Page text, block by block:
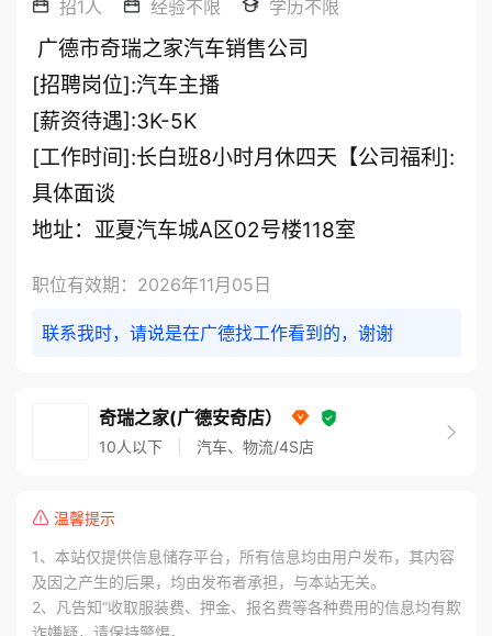
招1人 经验不限 学历不限
[招聘岗位]:汽车主播
[薪资待遇]:3K-5K
[工作时间]:长白班8小时月休四天【公司福利]:
具体面谈
地址：亚夏汽车城A区02号楼118室
职位有效期：2026年11月05日
联系我时，请说是在广德找工作看到的，谢谢
奇瑞之家(广德安奇店）
10人以下 汽车、物流/4S店
温馨提示
1、本站仅提供信息储存平台，所有信息均由用户发布，其内容
及因之产生的后果，均由发布者承担，与本站无关。
2、凡告知“收取服装费、押金、报名费等各种费用的信息均有欺
诈嫌疑，请保持警惕。